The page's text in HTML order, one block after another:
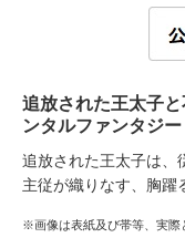
追放された王太子
ンタルファンタジー
追放された王太子は、
主従が織りなす、胸躍
※画像は表紙及び帯等、実際